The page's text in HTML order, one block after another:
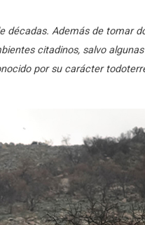
décadas. Además de tomar
citadinos, salvo
por su carácter